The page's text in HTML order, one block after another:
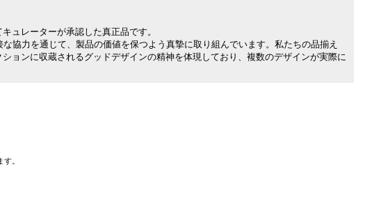
ュレーターが承認した真正品です。
協力を通じて、製品の価値を保つよう真摯に取り組んでいます。私たちの品揃え
ョンに収蔵されるグッドデザインの精神を体現しており、複数のデザインが実際に
。